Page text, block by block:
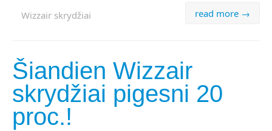
read more →
Wizzair skrydžiai
Šiandien Wizzair
skrydžiai pigesni 20
proc.!